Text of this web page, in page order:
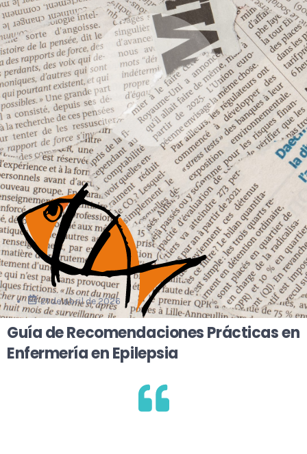
21 de abril de 2026
Guía de Recomendaciones Prácticas en
Enfermería en Epilepsia